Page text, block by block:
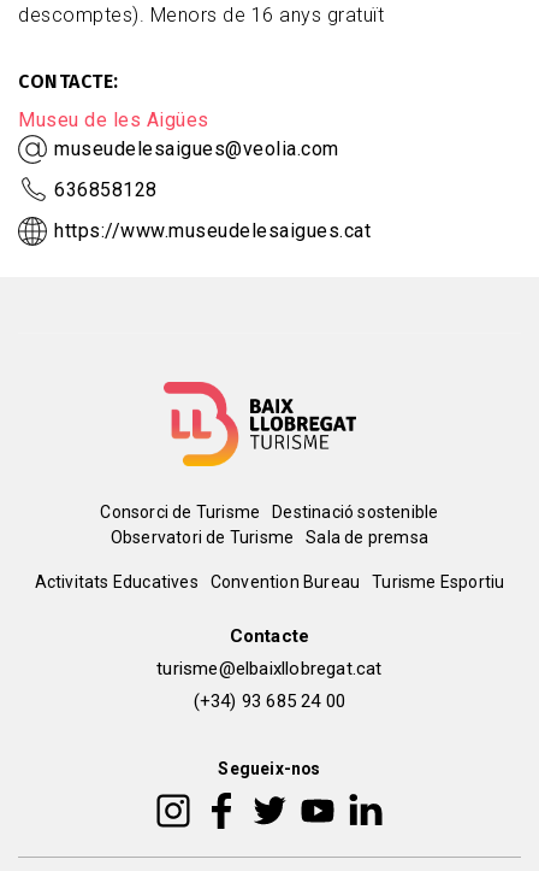
descomptes). Menors de 16 anys gratuït
CONTACTE
Museu de les Aigües
museudelesaigues@veolia.com
636858128
https://www.museudelesaigues.cat
Menú
del
Consorci de Turisme
Destinació sostenible
Observatori de Turisme
Sala de premsa
Peu
Activitats Educatives Convention Bureau Turisme Esportiu
Contacte
turisme@elbaixllobregat.cat
(+34) 93 685 24 00
Segueix-nos